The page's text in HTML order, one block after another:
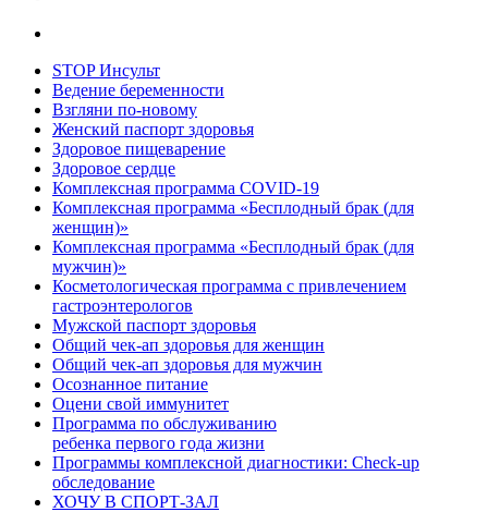
STOP Инсульт
Ведение беременности
Взгляни по-новому
Женский паспорт здоровья
Здоровое пищеварение
Здоровое сердце
Комплексная программа COVID-19
Комплексная программа «Бесплодный брак (для
женщин)»
Комплексная программа «Бесплодный брак (для
мужчин)»
Косметологическая программа с привлечением
гастроэнтерологов
Мужской паспорт здоровья
Общий чек-ап здоровья для женщин
Общий чек-ап здоровья для мужчин
Осознанное питание
Оцени свой иммунитет
Программа по обслуживанию
ребенка первого года жизни
Программы комплексной диагностики: Check-up
обследование
ХОЧУ В CПОРТ-ЗАЛ